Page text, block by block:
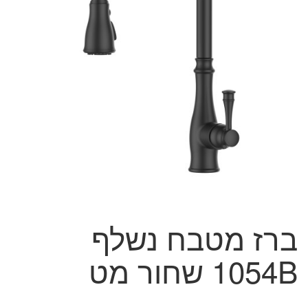
ברז מטבח נשלף
1054B שחור מט